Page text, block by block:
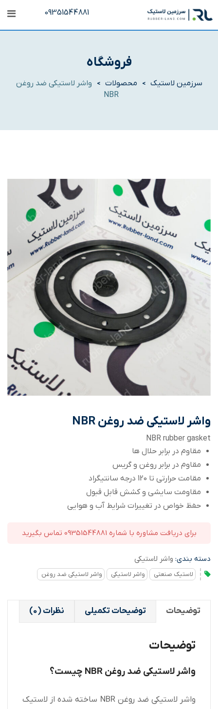
به
محتوا
09351544881
فروشگاه
سرزمین لاستیک > محصولات >
واشر لاستیکی ضد روغن
NBR
واشر لاستیکی ضد روغن NBR
NBR rubber gasket
مقاوم در برابر حلال ها
مقاوم در برابر روغن و گریس
مقامت حرارتی تا 120 درجه سانتیگراد
مقاومت سایشی و کشش قابل قبول
حفظ خواص در تغییرات شرایط آب و هوایی
برای دریافت مشاوره با شماره 09351544881 تماس بگیرید
دسته بندی: واشر لاستیکی
لاستیک صنعتی واشر لاستیکی واشر لاستیکی ضد روغن
توضیحات توضیحات تکمیلی نظرات (0)
توضیحات
واشر لاستیکی ضد روغن NBR چیست؟
واشر لاستیکی ضد روغن NBR ساخته شده از لاستیک